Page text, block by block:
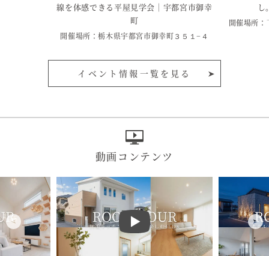
線を体感できる平屋見学会｜宇都宮市御幸
町
開催場所：栃木県宇都宮市御幸町３５１−４
開催場所
イベント情報一覧を見る
動画コンテンツ